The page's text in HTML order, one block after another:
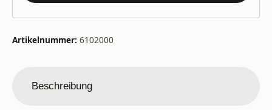
Artikelnummer: 6102000
Beschreibung